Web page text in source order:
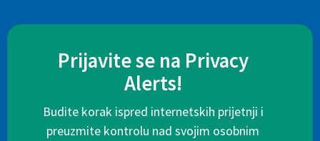
Prijavite se na Privacy
Alerts!
Budite korak ispred internetskih prijetnji i
preuzmite kontrolu nad svojim osobnim